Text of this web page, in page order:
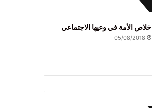
خلاص الأمة في وعيها الاجتماعي
05/08/2018